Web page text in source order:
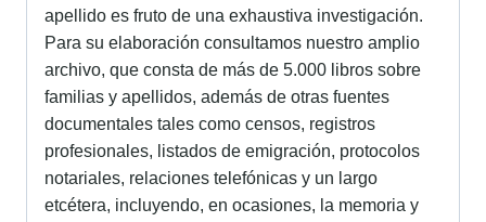
apellido es fruto de una exhaustiva investigación.
Para su elaboración consultamos nuestro amplio
archivo, que consta de más de 5.000 libros sobre
familias y apellidos, además de otras fuentes
documentales tales como censos, registros
profesionales, listados de emigración, protocolos
notariales, relaciones telefónicas y un largo
etcétera, incluyendo, en ocasiones, la memoria y